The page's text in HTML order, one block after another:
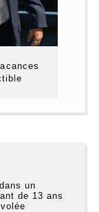
un
de 13 ans